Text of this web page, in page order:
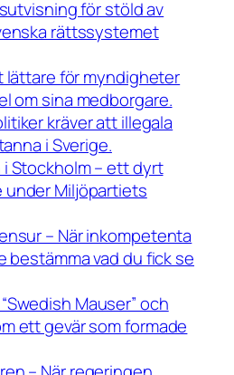
för stöld av
rättssystemet
lättare för myndigheter
om sina medborgare.
kräver att illegala
i Sverige.
Stockholm – ett dyrt
under Miljöpartiets
– När inkompetenta
bestämma vad du fick se
Mauser” och
ett gevär som formade